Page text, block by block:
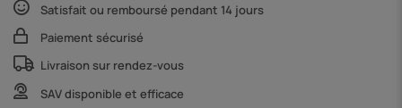
Satisfait ou remboursé pendant 14 jours
Paiement sécurisé
Livraison sur rendez-vous
SAV disponible et efficace